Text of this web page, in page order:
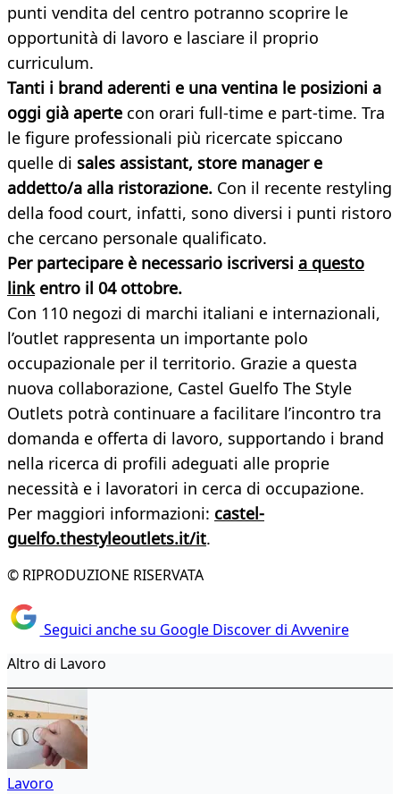
punti vendita del centro potranno scoprire le
opportunità di lavoro e lasciare il proprio
curriculum.
Tanti i brand aderenti e una ventina le posizioni a
oggi già aperte con orari full-time e part-time. Tra
le figure professionali più ricercate spiccano
quelle di sales assistant, store manager e
addetto/a alla ristorazione. Con il recente restyling
della food court, infatti, sono diversi i punti ristoro
che cercano personale qualificato.
Per partecipare è necessario iscriversi a questo
linkentro il 04 ottobre.
Con 110 negozi di marchi italiani e internazionali,
l’outlet rappresenta un importante polo
occupazionale per il territorio. Grazie a questa
nuova collaborazione, Castel Guelfo The Style
Outlets potrà continuare a facilitare l’incontro tra
domanda e offerta di lavoro, supportando i brand
nella ricerca di profili adeguati alle proprie
necessità e i lavoratori in cerca di occupazione.
Per maggiori informazioni: castel-
guelfo.thestyleoutlets.it/it.
© RIPRODUZIONE RISERVATA
Seguici anche su Google Discover di Avvenire
Altro di Lavoro
Lavoro